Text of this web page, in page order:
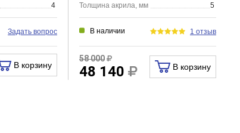
4
Задать вопрос
В корзину
Толщина акрила, мм
5
В наличии 1 отзыв
58 000
48 140 В корзину